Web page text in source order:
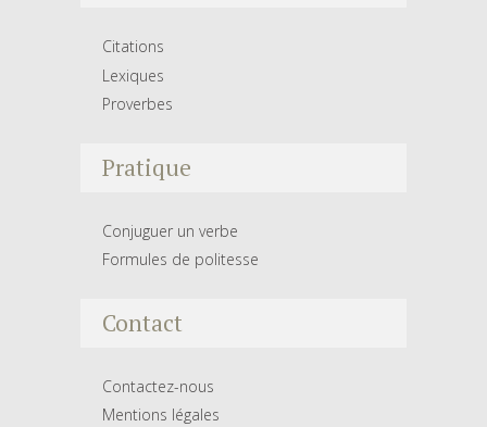
Citations
Lexiques
Proverbes
Pratique
Conjuguer un verbe
Formules de politesse
Contact
Contactez-nous
Mentions légales